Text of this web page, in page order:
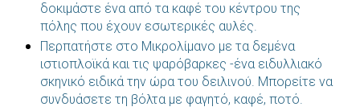
δοκιμάστε ένα από τα καφέ του κέντρου της
πόλης που έχουν εσωτερικές αυλές.
Περπατήστε στο Μικρολίμανο με τα δεμένα
ιστιοπλοϊκά και τις ψαρόβαρκες -ένα ειδυλλιακό
σκηνικό ειδικά την ώρα του δειλινού. Μπορείτε να
συνδυάσετε τη βόλτα με φαγητό, καφέ, ποτό.